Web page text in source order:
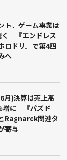
ト、ゲーム事業は
く 『エンドレス
ロドリ』で第4四
へ
月)決算は売上高
増に 『パズド
Ragnarok関連タ
寄与